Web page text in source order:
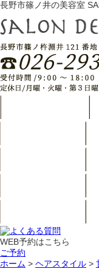
長野市篠ノ井の美容室
WEB予約はこちら
ご予約
ホーム > ヘアスタイル >